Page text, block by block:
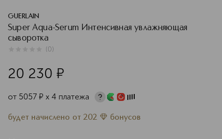
GUERLAIN
Super Aqua-Serum Интенсивная увлажняющая
сыворотка
(0)
20 230 ¤
от 5057 ¤ х 4 платежа
будет начислено от 202 бонусов